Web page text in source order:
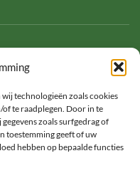
technologieën zoals cookies
te raadplegen. Door in te
zoals surfgedrag of
toestemming geeft of uw
hebben op bepaalde functies